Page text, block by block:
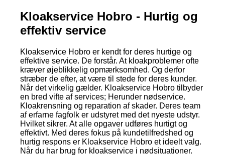
Kloakservice Hobro - Hurtig og
effektiv service
Kloakservice Hobro er kendt for deres hurtige og
effektive service. De forstår. At kloakproblemer ofte
kræver øjeblikkelig opmærksomhed. Og derfor
stræber de efter, at være til stede for deres kunder.
Når det virkelig gælder. Kloakservice Hobro tilbyder
en bred vifte af services; Herunder nødservice.
Kloakrensning og reparation af skader. Deres team
af erfarne fagfolk er udstyret med det nyeste udstyr.
Hvilket sikrer. At alle opgaver udføres hurtigt og
effektivt. Med deres fokus på kundetilfredshed og
hurtig respons er Kloakservice Hobro et ideelt valg.
Når du har brug for kloakservice i nødsituationer.